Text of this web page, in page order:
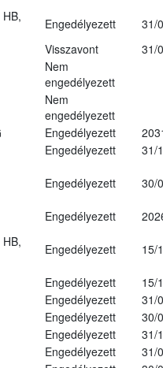
Engedélyezett
31/
Visszavont
31/
Nem
engedélyezett
Nem
engedélyezett
Engedélyezett
Engedélyezett
31/
Engedélyezett 30/
Engedélyezett
Engedélyezett 15/
Engedélyezett
15/
Engedélyezett
31/
Engedélyezett
30/
Engedélyezett
31/
Engedélyezett
31/